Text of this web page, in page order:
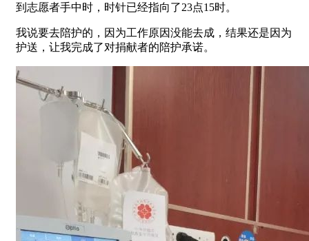
到志愿者手中时，时针已经指向了23点15时。
我说要去陪护的，因为工作原因没能去成，结果还是因为
护送，让我完成了对捐献者的陪护承诺。